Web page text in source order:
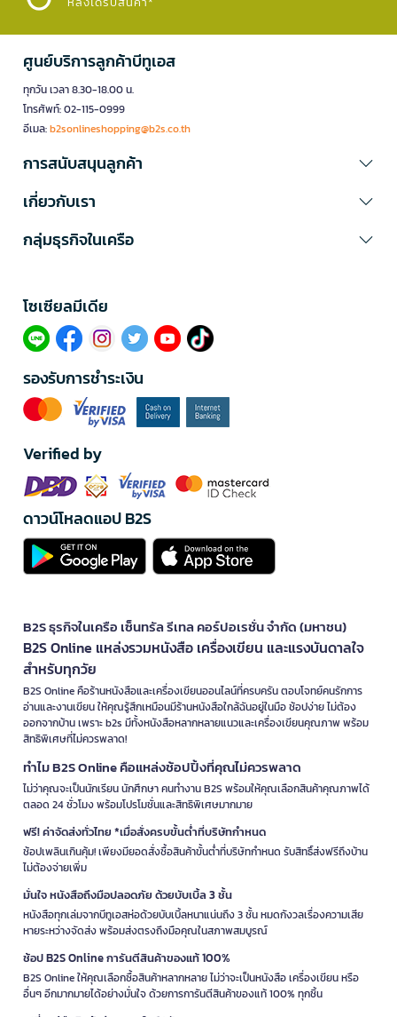
ศูนย์บริการลูกค้าบีทูเอส
ทุกวัน เวลา 8.30-18.00 น.
โทรศัพท์: 02-115-0999
อีเมล:b2sonlineshopping@b2s.co.th
การสนับสนุนลูกค้า
เกี่ยวกับเรา
กลุ่มธุรกิจในเครือ
โซเซียลมีเดีย​
รองรับการชำระเงิน
Verified by
ดาวน์โหลดแอป B2S
B2S ธุรกิจในเครือ เซ็นทรัล รีเทล คอร์ปอเรชั่น จำกัด (มหาชน)
B2S Online แหล่งรวมหนังสือ เครื่องเขียน และแรงบันดาลใจ
สำหรับทุกวัย
B2S Online คือร้านหนังสือและเครื่องเขียนออนไลน์ที่ครบครัน ตอบโจทย์คนรักการ
อ่านและงานเขียน ให้คุณรู้สึกเหมือนมีร้านหนังสือใกล้ฉันอยู่ในมือ ช้อปง่าย ไม่ต้อง
ออกจากบ้าน เพราะ b2s มีทั้งหนังสือหลากหลายแนวและเครื่องเขียนคุณภาพ พร้อม
สิทธิพิเศษที่ไม่ควรพลาด!
ทำไม B2S Online คือแหล่งช้อปปิ้งที่คุณไม่ควรพลาด
ไม่ว่าคุณจะเป็นนักเรียน นักศึกษา คนทำงาน B2S พร้อมให้คุณเลือกสินค้าคุณภาพได้
ตลอด 24 ชั่วโมง พร้อมโปรโมชั่นและสิทธิพิเศษมากมาย
ฟรี! ค่าจัดส่งทั่วไทย *เมื่อสั่งครบขั้นต่ำที่บริษัทกำหนด
ช้อปเพลินเกินคุ้ม! เพียงมียอดสั่งซื้อสินค้าขั้นต่ำที่บริษัทกำหนด รับสิทธิ์ส่งฟรีถึงบ้าน
ไม่ต้องจ่ายเพิ่ม
มั่นใจ หนังสือถึงมือปลอดภัย ด้วยบับเบิ้ล 3 ชั้น
หนังสือทุกเล่มจากบีทูเอสห่อด้วยบับเบิ้ลหนาแน่นถึง 3 ชั้น หมดกังวลเรื่องความเสีย
หายระหว่างจัดส่ง พร้อมส่งตรงถึงมือคุณในสภาพสมบูรณ์
ช้อป B2S Online การันตีสินค้าของแท้ 100%
B2S Online ให้คุณเลือกซื้อสินค้าหลากหลาย ไม่ว่าจะเป็นหนังสือ เครื่องเขียน หรือ
อื่นๆ อีกมากมายได้อย่างมั่นใจ ด้วยการการันตีสินค้าของแท้ 100% ทุกชิ้น